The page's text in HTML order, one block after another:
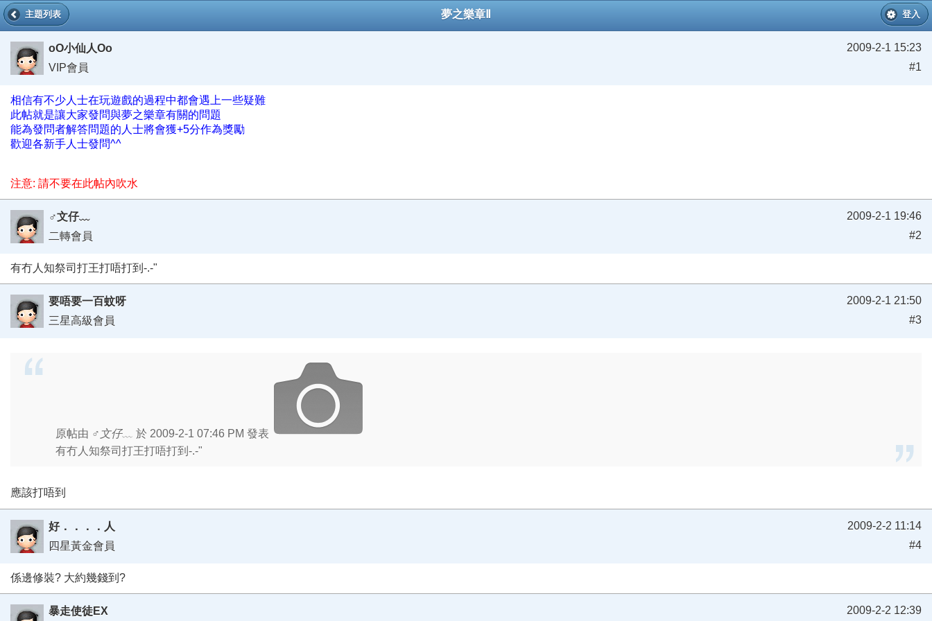
夢之樂章Ⅱ
主題列表 登入
oO小仙人Oo
VIP會員
2009-2-1 15:23
#1
相信有不少人士在玩遊戲的過程中都會遇上一些疑難
此帖就是讓大家發問與夢之樂章有關的問題
能為發問者解答問題的人士將會獲+5分作為獎勵
歡迎各新手人士發問^^
注意: 請不要在此帖內吹水
♂文仔﹏
二轉會員
2009-2-1 19:46
#2
有冇人知祭司打王打唔打到-.-"
要唔要一百蚊呀
三星高級會員
2009-2-1 21:50
#3
原帖由 ♂文仔﹏ 於 2009-2-1 07:46 PM 發表
有冇人知祭司打王打唔打到-.-"
應該打唔到
好．．．．人
四星黃金會員
2009-2-2 11:14
#4
係邊修裝? 大約幾錢到?
暴走使徒EX 2009-2-2 12:39